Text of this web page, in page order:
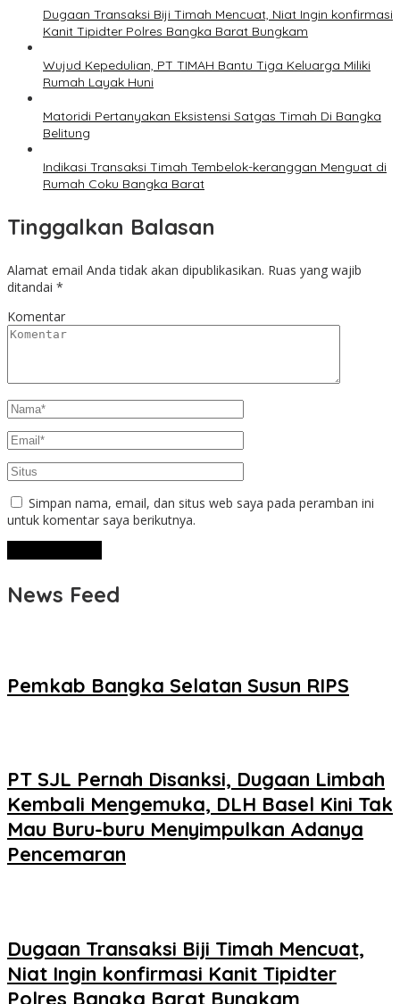
Dugaan Transaksi Biji Timah Mencuat, Niat Ingin konfirmasi
Kanit Tipidter Polres Bangka Barat Bungkam
Wujud Kepedulian, PT TIMAH Bantu Tiga Keluarga Miliki
Rumah Layak Huni
Matoridi Pertanyakan Eksistensi Satgas Timah Di Bangka
Belitung
Indikasi Transaksi Timah Tembelok-keranggan Menguat di
Rumah Coku Bangka Barat
Tinggalkan Balasan
Alamat email Anda tidak akan dipublikasikan. Ruas yang wajib
ditandai *
Komentar
Simpan nama, email, dan situs web saya pada peramban ini
untuk komentar saya berikutnya.
News Feed
Pemkab Bangka Selatan Susun RIPS
PT SJL Pernah Disanksi, Dugaan Limbah
Kembali Mengemuka, DLH Basel Kini Tak
Mau Buru-buru Menyimpulkan Adanya
Pencemaran
Dugaan Transaksi Biji Timah Mencuat,
Niat Ingin konfirmasi Kanit Tipidter
Polres Bangka Barat Bungkam